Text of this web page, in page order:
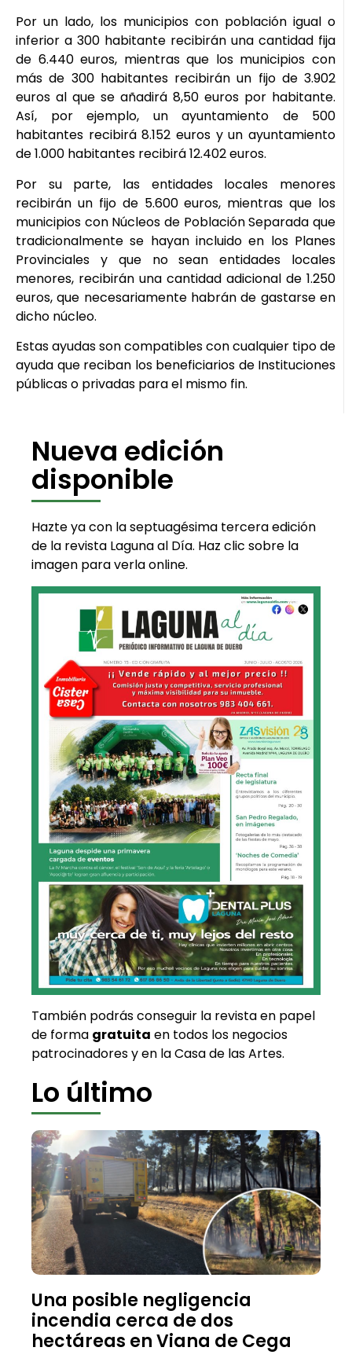
Por un lado, los municipios con población igual o
inferior a 300 habitante recibirán una cantidad fija
de 6.440 euros, mientras que los municipios con
más de 300 habitantes recibirán un fijo de 3.902
euros al que se añadirá 8,50 euros por habitante.
Así, por ejemplo, un ayuntamiento de 500
habitantes recibirá 8.152 euros y un ayuntamiento
de 1.000 habitantes recibirá 12.402 euros.
Por su parte, las entidades locales menores
recibirán un fijo de 5.600 euros, mientras que los
municipios con Núcleos de Población Separada que
tradicionalmente se hayan incluido en los Planes
Provinciales y que no sean entidades locales
menores, recibirán una cantidad adicional de 1.250
euros, que necesariamente habrán de gastarse en
dicho núcleo.
Estas ayudas son compatibles con cualquier tipo de
ayuda que reciban los beneficiarios de Instituciones
públicas o privadas para el mismo fin.
Nueva edición
disponible
Hazte ya con la septuagésima tercera edición
de la revista Laguna al Día. Haz clic sobre la
imagen para verla online.
También podrás conseguir la revista en papel
de forma gratuita en todos los negocios
patrocinadores y en la Casa de las Artes.
Lo último
Una posible negligencia
incendia cerca de dos
hectáreas en Viana de Cega